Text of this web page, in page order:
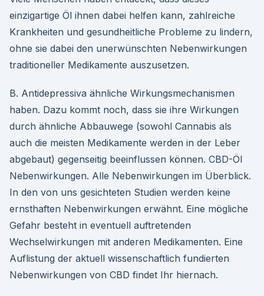
einzigartige Öl ihnen dabei helfen kann, zahlreiche
Krankheiten und gesundheitliche Probleme zu lindern,
ohne sie dabei den unerwünschten Nebenwirkungen
traditioneller Medikamente auszusetzen.
B. Antidepressiva ähnliche Wirkungsmechanismen
haben. Dazu kommt noch, dass sie ihre Wirkungen
durch ähnliche Abbauwege (sowohl Cannabis als
auch die meisten Medikamente werden in der Leber
abgebaut) gegenseitig beeinflussen können. CBD-Öl
Nebenwirkungen. Alle Nebenwirkungen im Überblick.
In den von uns gesichteten Studien werden keine
ernsthaften Nebenwirkungen erwähnt. Eine mögliche
Gefahr besteht in eventuell auftretenden
Wechselwirkungen mit anderen Medikamenten. Eine
Auflistung der aktuell wissenschaftlich fundierten
Nebenwirkungen von CBD findet Ihr hiernach.